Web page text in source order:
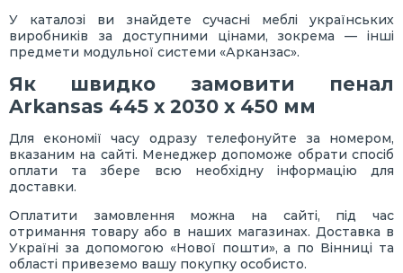
У каталозі ви знайдете сучасні меблі українських
виробників за доступними цінами, зокрема — інші
предмети модульної системи «Арканзас».
Як швидко замовити пенал
Arkansas 445 х 2030 х 450 мм
Для економії часу одразу телефонуйте за номером,
вказаним на сайті. Менеджер допоможе обрати спосіб
оплати та збере всю необхідну інформацію для
доставки.
Оплатити замовлення можна на сайті, під час
отримання товару або в наших магазинах. Доставка в
Україні за допомогою «Нової пошти», а по Вінниці та
області привеземо вашу покупку особисто.